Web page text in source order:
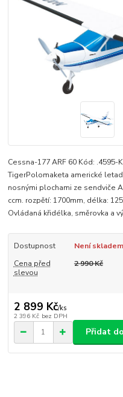
Cessna-177 ARF 60 Kód: .4595-
TigerPolomaketa americké
nosnými plochami ze sendviče
ccm. rozpětí: 1700mm, délka:
Ovládaná křidélka, směrovka a
Dostupnost
Není skladem
Cena před
slevou
2 990 Kč
2 899 Kč/ks
2 396 Kč bez DPH
Přidat